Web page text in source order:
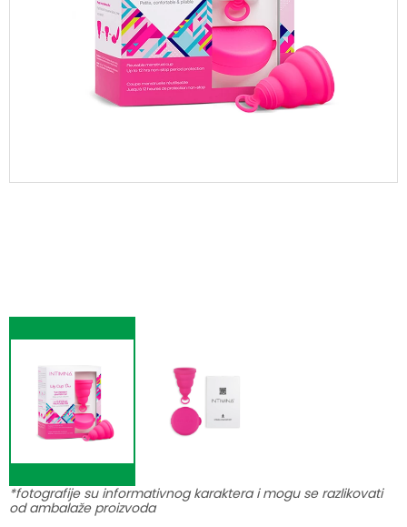
*fotografije su informativnog karaktera i mogu se razlikovati
od ambalaže proizvoda